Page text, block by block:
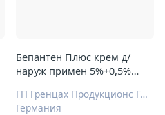
Бепантен Плюс крем д/
наруж примен 5%+0,5%
ГП Гренцах Продукционс ГмбХ
Германия